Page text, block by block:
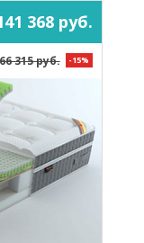
368 руб.
315 руб. -15%